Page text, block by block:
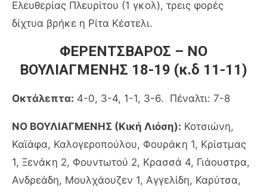
Ελευθερίας Πλευρίτου (1 γκολ), τρεις φορές
δίχτυα βρήκε η Ρίτα Κέστελι.
ΦΕΡΕΝΤΣΒΑΡΟΣ – ΝΟ
ΒΟΥΛΙΑΓΜΕΝΗΣ 18-19 (κ.δ 11-11)
Οκτάλεπτα: 4-0, 3-4, 1-1, 3-6. Πέναλτι: 7-8
ΝΟ ΒΟΥΛΙΑΓΜΕΝΗΣ (Κική Λιόση): Κοτσιώνη,
Καϊάφα, Καλογεροπούλου, Φουράκη 1, Κρίστμας
1, Ξενάκη 2, Φουντωτού 2, Κρασσά 4, Γιάουστρα,
Ανδρεάδη, Μουλχάουζεν 1, Αγγελίδη, Καρύτσα,